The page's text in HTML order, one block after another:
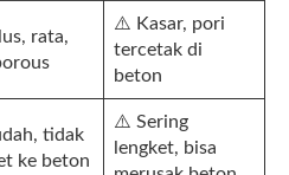
rata,
⚠️ Kasar, pori
tercetak di
beton
tidak
ke beton
⚠️ Sering
lengket, bisa